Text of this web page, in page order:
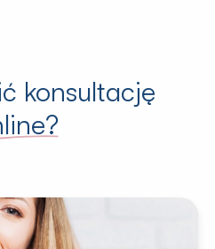
konsultację
?